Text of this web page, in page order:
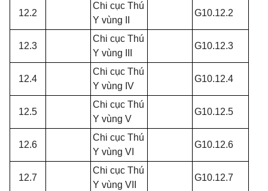
12.2
Chi cục Thú
Y vùng II
G10.12.2
12.3
Chi cục Thú
Y vùng III
G10.12.3
12.4
Chi cục Thú
Y vùng IV
G10.12.4
12.5
Chi cục Thú
Y vùng V
G10.12.5
12.6
Chi cục Thú
Y vùng VI
G10.12.6
12.7
Chi cục Thú
Y vùng VII
G10.12.7